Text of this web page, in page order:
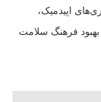
اپیدمیک،
فرهنگ سلامت